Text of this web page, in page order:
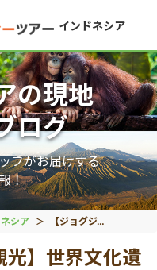
インドネシア
シア 【ジョグジャカルタ 観光】世界文化遺産のヒンドゥー教寺院「プランバナン寺院群」
の現地
ログ
フがお届けする
！
光】世界文化遺
戻る
動物系
象
コモドドラゴン
戻る
離島ツアー
レンボンガン島
ヌサペニダ島
戻る
世界遺産
ボロブドゥール遺跡
プランバナン遺跡
戻る
秘境
タナトラジャ
ブロモ山